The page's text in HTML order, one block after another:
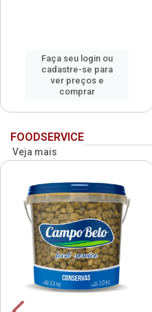
Faça seu login ou
cadastre-se para
ver preços e
comprar
FOODSERVICE
Veja mais